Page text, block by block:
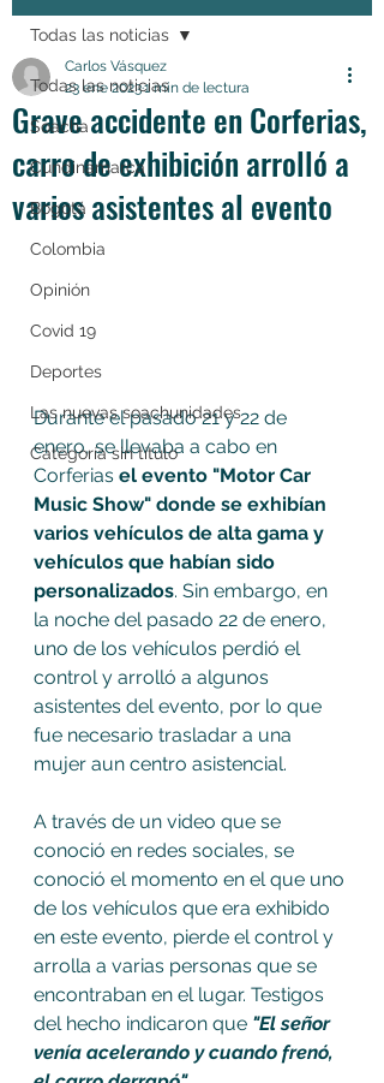
Todas las noticias
Soacha
Cundinamarca
Bogotá
Colombia
Opinión
Covid 19
Deportes
Las nuevas soachunidades
Categoría sin título
Todas las noticias
Grave accidente en Corferias,
carro de exhibición arrolló a
varios asistentes al evento
Carlos Vásquez
23 ene 20231 min de lectura
Durante el pasado 21 y 22 de
enero, se llevaba a cabo en
Corferias el evento "Motor Car
Music Show" donde se exhibían
varios vehículos de alta gama y
vehículos que habían sido
personalizados. Sin embargo, en
la noche del pasado 22 de enero,
uno de los vehículos perdió el
control y arrolló a algunos
asistentes del evento, por lo que
fue necesario trasladar a una
mujer aun centro asistencial.
A través de un video que se
conoció en redes sociales, se
conoció el momento en el que uno
de los vehículos que era exhibido
en este evento, pierde el control y
arrolla a varias personas que se
encontraban en el lugar. Testigos
del hecho indicaron que "El señor
venía acelerando y cuando frenó,